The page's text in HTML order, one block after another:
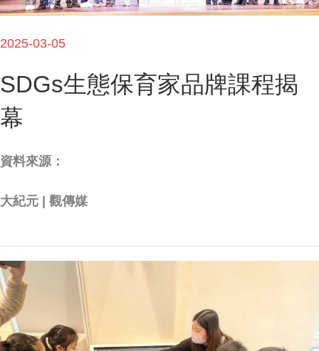
2025-03-05
SDGs生態保育家品牌課程揭
幕
資料來源：
大紀元 | 觀傳媒